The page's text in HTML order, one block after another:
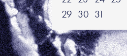
29 30 31